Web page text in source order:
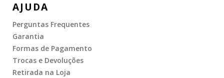
AJUDA
Perguntas Frequentes
Garantia
Formas de Pagamento
Trocas e Devoluções
Retirada na Loja